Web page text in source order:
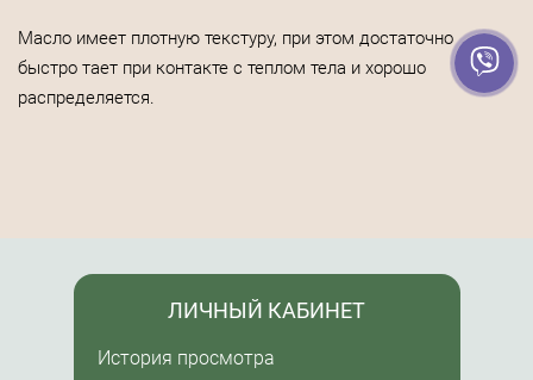
Масло имеет плотную текстуру, при этом достаточно
быстро тает при контакте с теплом тела и хорошо
распределяется.
ЛИЧНЫЙ КАБИНЕТ
История просмотра